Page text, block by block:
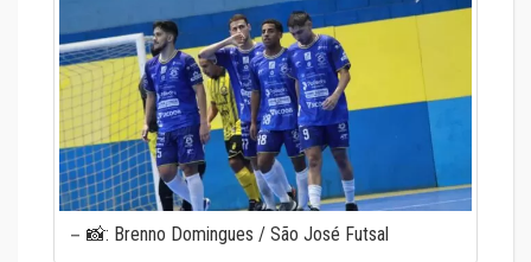
📸: Brenno Domingues / São José Futsal